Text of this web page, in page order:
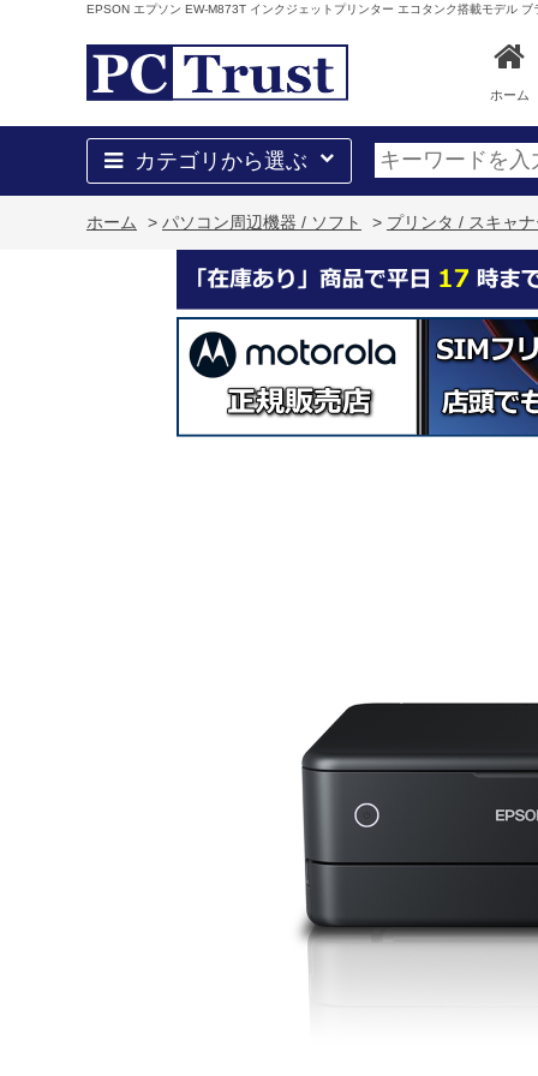
EPSON エプソン EW-M873T インクジェットプリンター エコタンク搭載モデル
ホーム
カテゴリから選ぶ
ホーム > パソコン周辺機器 / ソフト > プリンタ / スキャ